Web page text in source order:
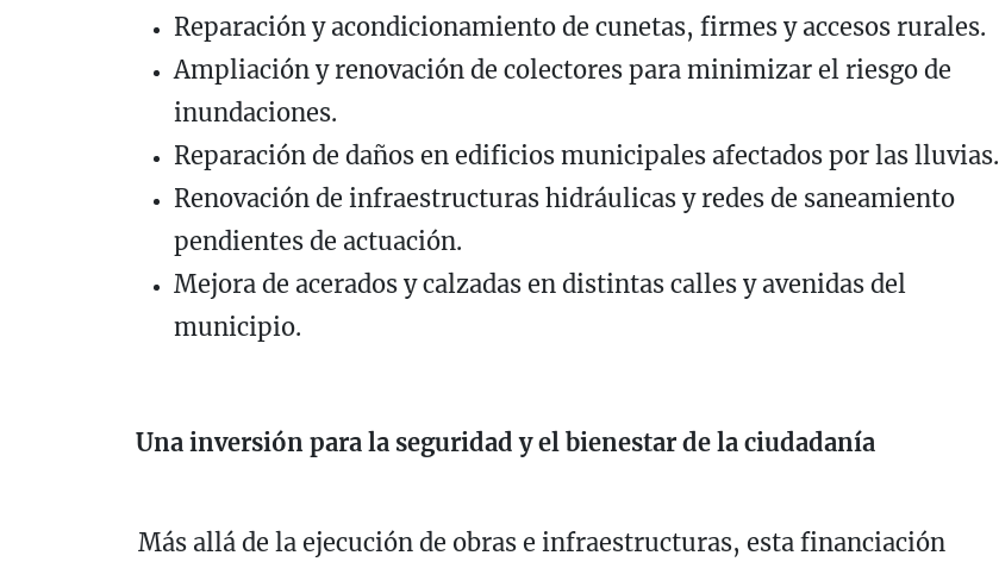
Reparación y acondicionamiento de cunetas, firmes y accesos rurales.
Ampliación y renovación de colectores para minimizar el riesgo de
inundaciones.
Reparación de daños en edificios municipales afectados por las lluvias.
Renovación de infraestructuras hidráulicas y redes de saneamiento
pendientes de actuación.
Mejora de acerados y calzadas en distintas calles y avenidas del
municipio.
Una inversión para la seguridad y el bienestar de la ciudadanía
Más allá de la ejecución de obras e infraestructuras, esta financiación